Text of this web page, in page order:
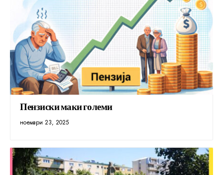
Пензиски маки големи
ноември 23, 2025